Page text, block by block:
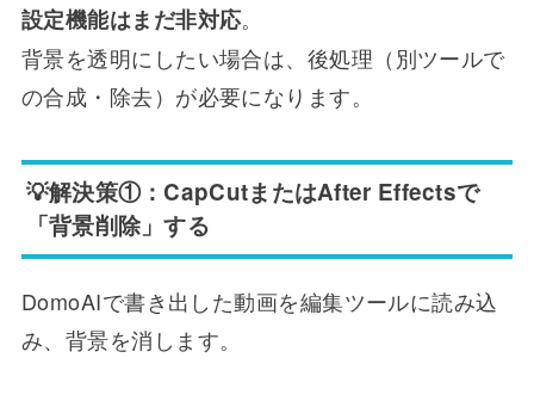
設定機能はまだ非対応。
背景を透明にしたい場合は、後処理（別ツールで
の合成・除去）が必要になります。
💡解決策①：CapCutまたはAfter Effectsで
「背景削除」する
DomoAIで書き出した動画を編集ツールに読み込
み、背景を消します。